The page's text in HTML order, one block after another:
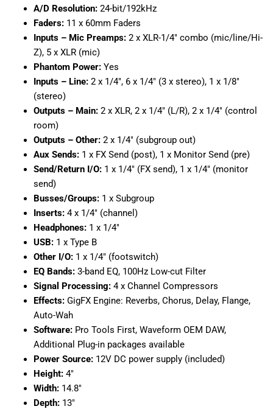
A/D Resolution: 24-bit/192kHz
Faders: 11 x 60mm Faders
Inputs – Mic Preamps: 2 x XLR-1/4″ combo (mic/line/Hi-
Z), 5 x XLR (mic)
Phantom Power: Yes
Inputs – Line: 2 x 1/4″, 6 x 1/4″ (3 x stereo), 1 x 1/8″
(stereo)
Outputs – Main: 2 x XLR, 2 x 1/4″ (L/R), 2 x 1/4″ (control
room)
Outputs – Other: 2 x 1/4″ (subgroup out)
Aux Sends: 1 x FX Send (post), 1 x Monitor Send (pre)
Send/Return I/O: 1 x 1/4″ (FX send), 1 x 1/4″ (monitor
send)
Busses/Groups: 1 x Subgroup
Inserts: 4 x 1/4″ (channel)
Headphones: 1 x 1/4″
USB: 1 x Type B
Other I/O: 1 x 1/4″ (footswitch)
EQ Bands: 3-band EQ, 100Hz Low-cut Filter
Signal Processing: 4 x Channel Compressors
Effects: GigFX Engine: Reverbs, Chorus, Delay, Flange,
Auto-Wah
Software: Pro Tools First, Waveform OEM DAW,
Additional Plug-in packages available
Power Source: 12V DC power supply (included)
Height: 4″
Width: 14.8″
Depth: 13″